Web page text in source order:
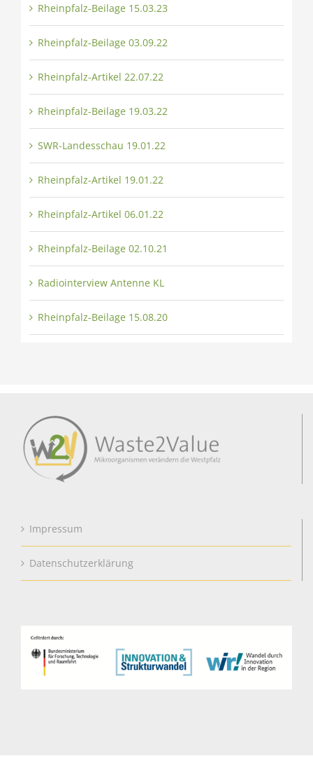
Rheinpfalz-Beilage 15.03.23
Rheinpfalz-Beilage 03.09.22
Rheinpfalz-Artikel 22.07.22
Rheinpfalz-Beilage 19.03.22
SWR-Landesschau 19.01.22
Rheinpfalz-Artikel 19.01.22
Rheinpfalz-Artikel 06.01.22
Rheinpfalz-Beilage 02.10.21
Radiointerview Antenne KL
Rheinpfalz-Beilage 15.08.20
Impressum
Datenschutzerklärung